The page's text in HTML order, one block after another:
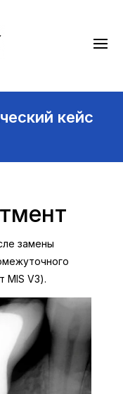
кейс
замены
MIS V3).